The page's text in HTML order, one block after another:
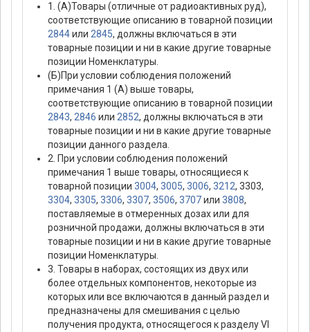
1. (А)Товары (отличные от радиоактивных руд),
соответствующие описанию в товарной позиции
2844или 2845, должны включаться в эти
товарные позиции и ни в какие другие товарные
позиции Номенклатуры.
(Б)При условии соблюдения положений
примечания 1 (А) выше товары,
соответствующие описанию в товарной позиции
2843, 2846 или 2852, должны включаться в эти
товарные позиции и ни в какие другие товарные
позиции данного раздела.
2. При условии соблюдения положений
примечания 1 выше товары, относящиеся к
товарной позиции 3004, 3005, 3006, 3212, 3303,
3304, 3305, 3306, 3307, 3506, 3707или 3808,
поставляемые в отмеренных дозах или для
розничной продажи, должны включаться в эти
товарные позиции и ни в какие другие товарные
позиции Номенклатуры.
3. Товары в наборах, состоящих из двух или
более отдельных компонентов, некоторые из
которых или все включаются в данный раздел и
предназначены для смешивания с целью
получения продукта, относящегося к разделу VI